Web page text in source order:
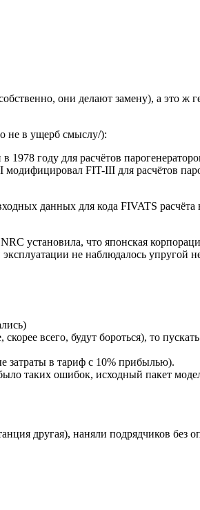
они делают замену), а это ж
не в ущерб смыслу/):
году для расчётов
FIT-III для расчётов
данных для кода FIVATS
установила, что японская
не наблюдалось упругой
всего, будут бороться), то
затраты в тариф с 10% прибылью).
таких ошибок, исходный пакет
другая), наняли подрядчиков без